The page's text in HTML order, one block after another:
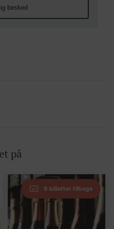
besked
på
6 billetter tilbage